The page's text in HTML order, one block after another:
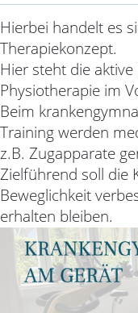
Hierbei handelt es
Therapiekonzept.
Hier steht die
Physiotherapie im
Beim
Training werden
z.B. Zugapparate
Zielführend soll die
Beweglichkeit
erhalten bleiben.